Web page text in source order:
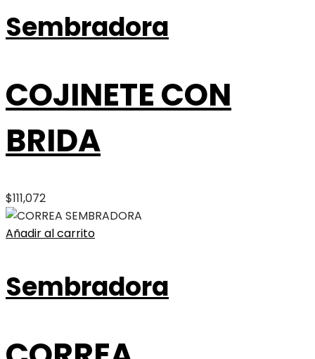
Sembradora
COJINETE CON
BRIDA
$111,072
Añadir al carrito
Sembradora